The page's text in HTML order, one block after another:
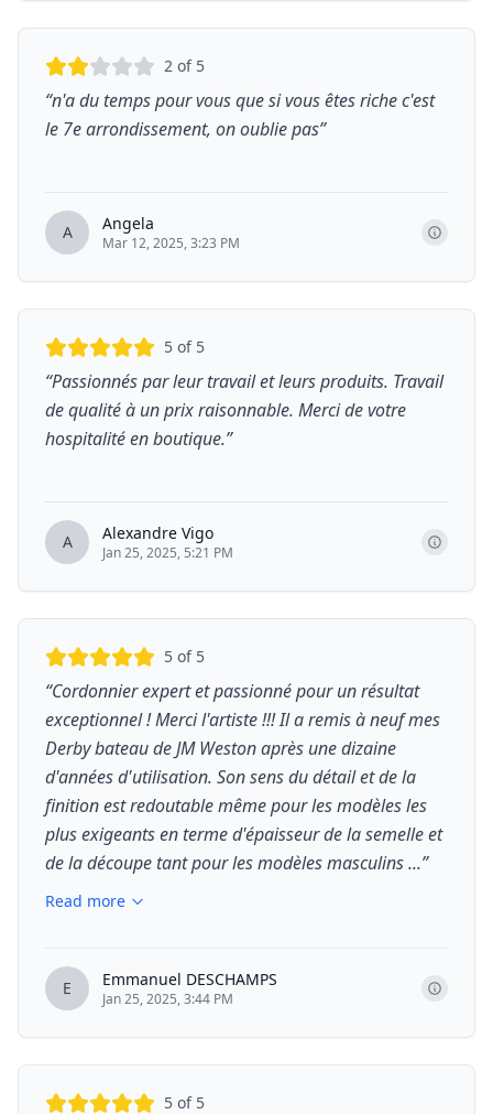
2 of 5
“n'a du temps pour vous que si vous êtes riche c'est
le 7e arrondissement, on oublie pas”
A Angela
Mar 12, 2025, 3:23 PM
5 of 5
“Passionnés par leur travail et leurs produits. Travail
de qualité à un prix raisonnable. Merci de votre
hospitalité en boutique.”
A Alexandre Vigo
Jan 25, 2025, 5:21 PM
5 of 5
“Cordonnier expert et passionné pour un résultat
exceptionnel ! Merci l'artiste !!! Il a remis à neuf mes
Derby bateau de JM Weston après une dizaine
d'années d'utilisation. Son sens du détail et de la
finition est redoutable même pour les modèles les
plus exigeants en terme d'épaisseur de la semelle et
de la découpe tant pour les modèles masculins ...”
Read more
E Emmanuel DESCHAMPS
Jan 25, 2025, 3:44 PM
5 of 5